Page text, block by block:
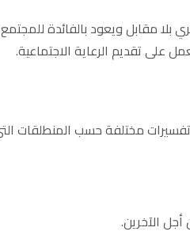
مقابل ويعود بالفائدة
على تقديم الرعاية الاجتماعية.
مختلفة حسب المنطلقات
الآخرين.